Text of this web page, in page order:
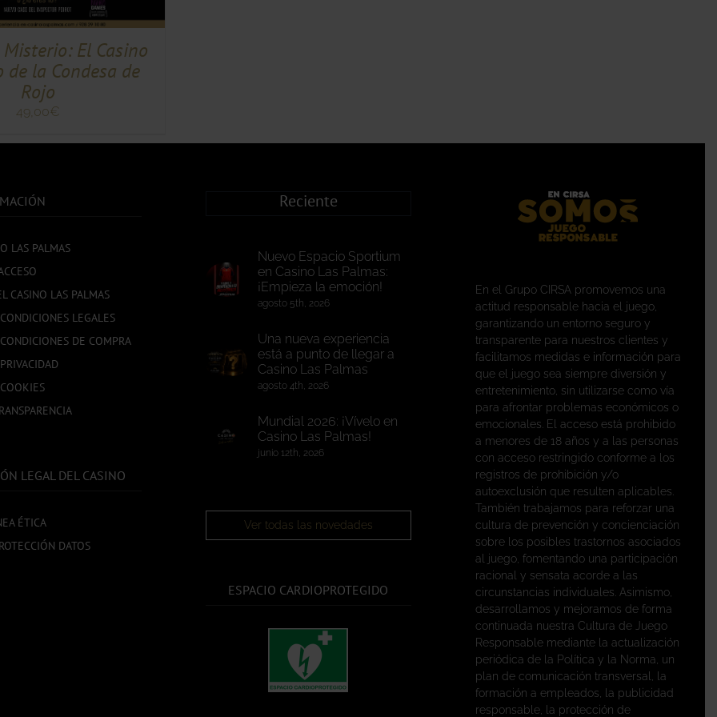
El Casino
de la Condesa de
Rojo
49,00€
LAS PALMAS
CASINO LAS PALMAS
LEGALES
DE COMPRA
LEGAL DEL CASINO
ÉTICA
DATOS
Reciente
Nuevo Espacio Sportium
en Casino Las Palmas:
¡Empieza la emoción!
agosto 5th, 2026
Una nueva experiencia
está a punto de llegar a
Casino Las Palmas
agosto 4th, 2026
Mundial 2026: ¡Vívelo en
Casino Las Palmas!
junio 12th, 2026
Ver todas las novedades
ESPACIO CARDIOPROTEGIDO
En el Grupo CIRSA promovemos una
actitud responsable hacia el juego,
garantizando un entorno seguro y
transparente para nuestros clientes y
facilitamos medidas e información para
que el juego sea siempre diversión y
entretenimiento, sin utilizarse como vía
para afrontar problemas económicos o
emocionales. El acceso está prohibido
a menores de 18 años y a las personas
con acceso restringido conforme a los
registros de prohibición y/o
autoexclusión que resulten aplicables.
También trabajamos para reforzar una
cultura de prevención y concienciación
sobre los posibles trastornos asociados
al juego, fomentando una participación
racional y sensata acorde a las
circunstancias individuales. Asimismo,
desarrollamos y mejoramos de forma
continuada nuestra Cultura de Juego
Responsable mediante la actualización
periódica de la Política y la Norma, un
plan de comunicación transversal, la
formación a empleados, la publicidad
responsable, la protección de